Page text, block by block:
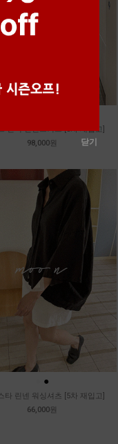
핀턱 린넨스커트 [3차 재입고]
98,000원
●
타 린넨 워싱셔츠 [5차 재입고]
66,000원
닫기